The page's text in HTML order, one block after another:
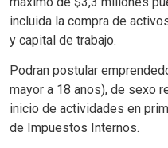
incluida la compra de
y capital de trabajo.
Podran postular
mayor a 18 anos), de sexo
inicio de actividades en
de Impuestos Internos.